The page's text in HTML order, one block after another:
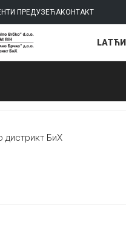
ПРЕДУЗЕЋАКОНТАКТ
LAT
дистрикт БиХ